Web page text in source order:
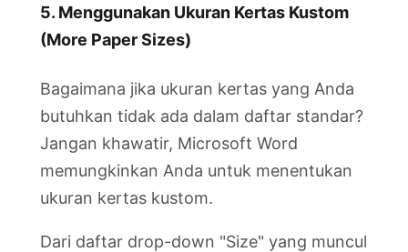
5. Menggunakan Ukuran Kertas Kustom
(More Paper Sizes)
Bagaimana jika ukuran kertas yang Anda
butuhkan tidak ada dalam daftar standar?
Jangan khawatir, Microsoft Word
memungkinkan Anda untuk menentukan
ukuran kertas kustom.
Dari daftar drop-down "Size" yang muncul